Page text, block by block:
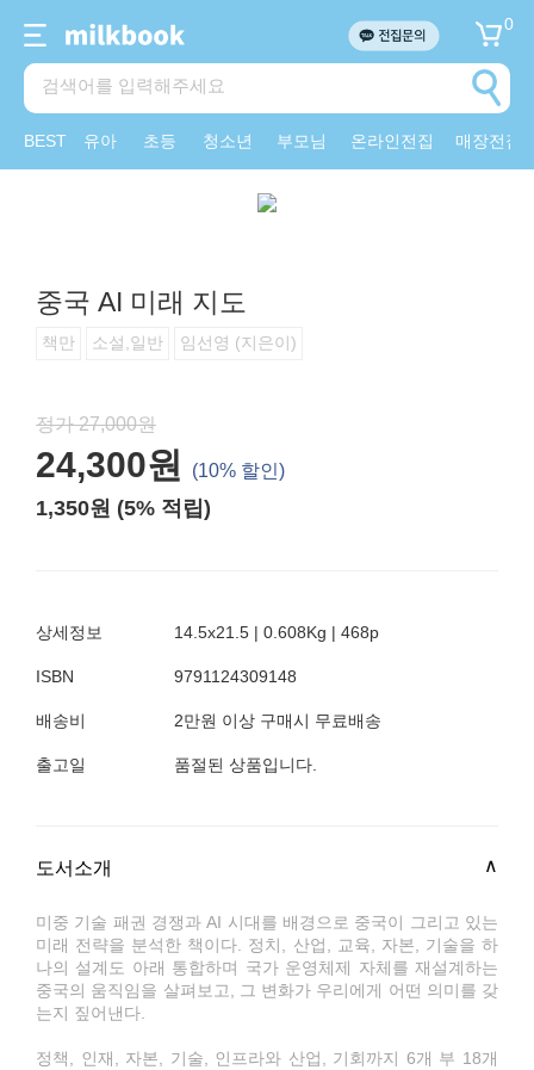
0
BEST 유아 초등 청소년 부모님 온라인전집 매장전집
중국 AI 미래 지도
책만 소설,일반 임선영 (지은이)
정가 27,000원
24,300원 (10% 할인)
1,350원 (5% 적립)
상세정보 14.5x21.5 | 0.608Kg | 468p
ISBN 9791124309148
배송비 2만원 이상 구매시 무료배송
출고일 품절된 상품입니다.
도서소개
미중 기술 패권 경쟁과 AI 시대를 배경으로 중국이 그리고 있는
미래 전략을 분석한 책이다. 정치, 산업, 교육, 자본, 기술을 하
나의 설계도 아래 통합하며 국가 운영체제 자체를 재설계하는
중국의 움직임을 살펴보고, 그 변화가 우리에게 어떤 의미를 갖
는지 짚어낸다.
정책, 인재, 자본, 기술, 인프라와 산업, 기회까지 6개 부 18개